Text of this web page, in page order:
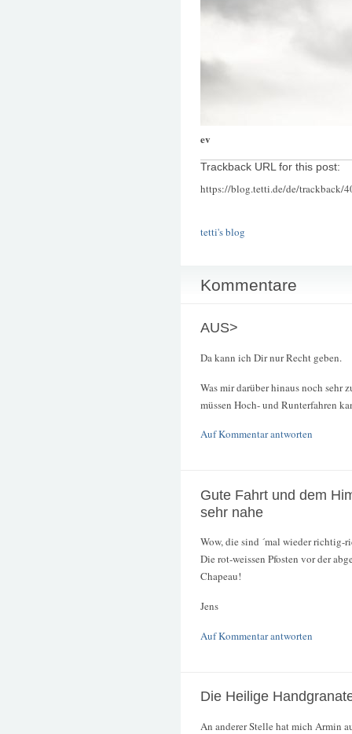
ev
Trackback URL for this post:
https://blog.tetti.de/de/trackback/
tetti's blog
Kommentare
AUS>
Da kann ich Dir nur Recht geben.
Was mir darüber hinaus noch sehr
müssen Hoch- und Runterfahren
Auf Kommentar antworten
Gute Fahrt und dem
sehr nahe
Wow, die sind ´mal wieder
Die rot-weissen Pfosten vor der
Chapeau!
Jens
Auf Kommentar antworten
Die Heilige
An anderer Stelle hat mich Armin